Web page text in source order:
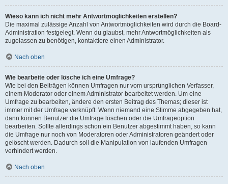
Wieso kann ich nicht mehr Antwortmöglichkeiten erstellen?
Die maximal zulässige Anzahl von Antwortmöglichkeiten wird durch die Board-
Administration festgelegt. Wenn du glaubst, mehr Antwortmöglichkeiten als
zugelassen zu benötigen, kontaktiere einen Administrator.
Nach oben
Wie bearbeite oder lösche ich eine Umfrage?
Wie bei den Beiträgen können Umfragen nur vom ursprünglichen Verfasser,
einem Moderator oder einem Administrator bearbeitet werden. Um eine
Umfrage zu bearbeiten, ändere den ersten Beitrag des Themas; dieser ist
immer mit der Umfrage verknüpft. Wenn niemand eine Stimme abgegeben hat,
dann können Benutzer die Umfrage löschen oder die Umfrageoption
bearbeiten. Sollte allerdings schon ein Benutzer abgestimmt haben, so kann
die Umfrage nur noch von Moderatoren oder Administratoren geändert oder
gelöscht werden. Dadurch soll die Manipulation von laufenden Umfragen
verhindert werden.
Nach oben